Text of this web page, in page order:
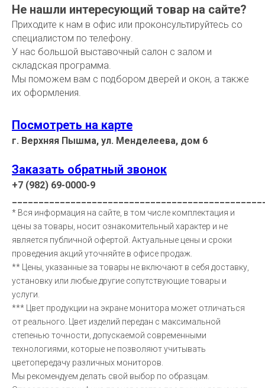
Не нашли интересующий товар на сайте?
Приходите к нам в офис или проконсультируйтесь со
специалистом по телефону.
У нас большой выставочный салон с залом и
складская программа.
Мы поможем вам с подбором дверей и окон, а также
их оформления.
Посмотреть на карте
г. Верхняя Пышма, ул. Менделеева, дом 6
Заказать обратный звонок
+7 (982) 69-0000-9
* Вся информация на сайте, в том числе комплектация и
цены за товары, носит ознакомительный характер и не
является публичной офертой. Актуальные цены и сроки
проведения акций уточняйте в офисе продаж.
** Цены, указанные за товары не включают в себя доставку,
установку или любые другие сопутствующие товары и
услуги.
*** Цвет продукции на экране монитора может отличаться
от реального. Цвет изделий передан с максимальной
степенью точности, допускаемой современными
технологиями, которые не позволяют учитывать
цветопередачу различных мониторов.
Мы рекомендуем делать свой выбор по образцам.